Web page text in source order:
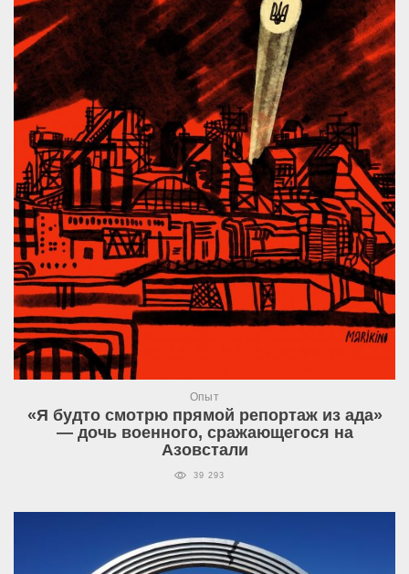
Опыт
«Я будто смотрю прямой репортаж из ада»
— дочь военного, сражающегося на
Азовстали
39 293